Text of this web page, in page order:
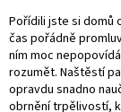
Pořídili jste si domů
čas pořádně
ním moc
rozumět. Naštěstí
opravdu snadno
obrnění trpělivostí,